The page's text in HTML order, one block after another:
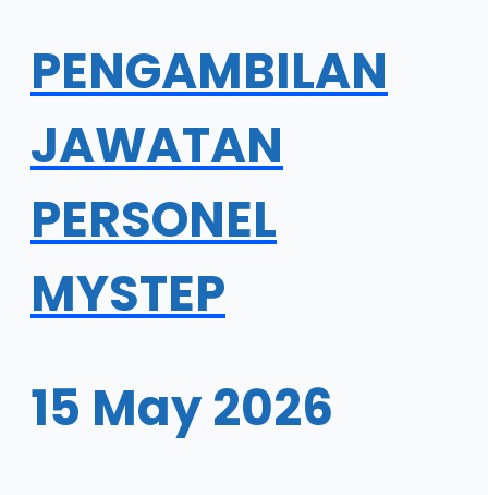
PENGAMBILAN
JAWATAN
PERSONEL
MYSTEP
15 May 2026